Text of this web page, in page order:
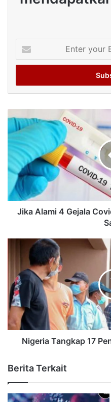
your
Email
Jika Alami 4 Gejala
Nigeria Tangkap 17
Berita Terkait